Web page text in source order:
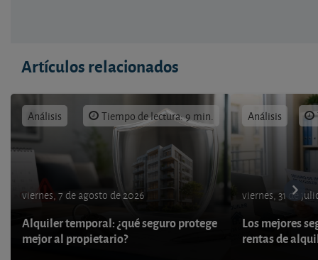
Artículos relacionados
Análisis Tiempo de lectura: 9 min.
viernes, 7 de agosto de 2026
Alquiler temporal: ¿qué seguro protege
mejor al propietario?
Análisis
viernes, 31 de
Los mejores
rentas de